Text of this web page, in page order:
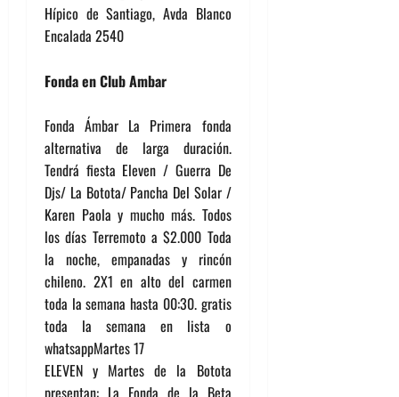
Hípico de Santiago, Avda Blanco
Encalada 2540
Fonda en Club Ambar
Fonda Ámbar La Primera fonda
alternativa de larga duración.
Tendrá fiesta Eleven / Guerra De
Djs/ La Botota/ Pancha Del Solar /
Karen Paola y mucho más. Todos
los días Terremoto a $2.000 Toda
la noche, empanadas y rincón
chileno. 2X1 en alto del carmen
toda la semana hasta 00:30. gratis
toda la semana en lista o
whatsappMartes 17
ELEVEN y Martes de la Botota
presentan: La Fonda de la Beta